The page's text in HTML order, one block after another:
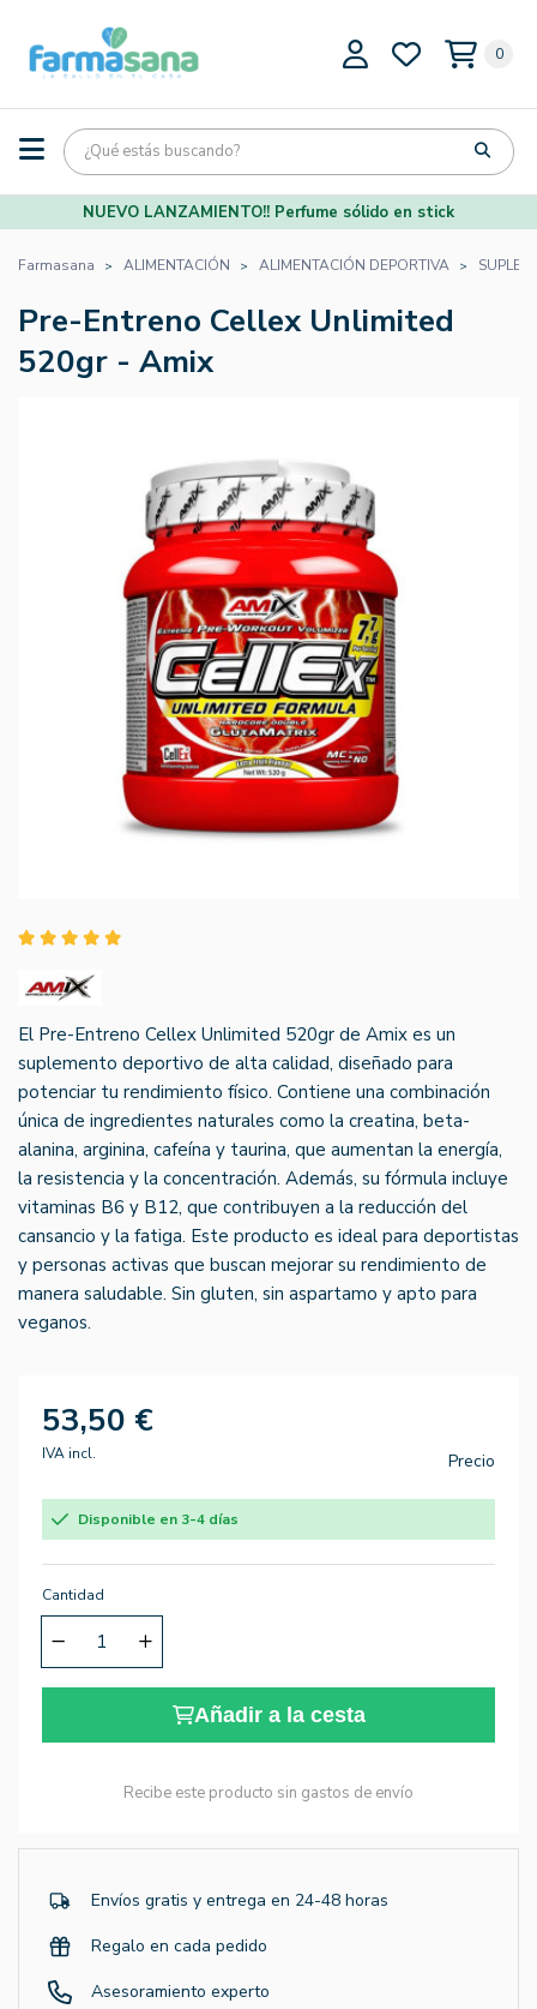
0
NUEVO LANZAMIENTO!! Perfume sólido en stick
Farmasana ALIMENTACIÓN ALIMENTACIÓN DEPORTIVA
Pre-Entreno Cellex Unlimited
520gr - Amix
El Pre-Entreno Cellex Unlimited 520gr de Amix es un
suplemento deportivo de alta calidad, diseñado para
potenciar tu rendimiento físico. Contiene una combinación
única de ingredientes naturales como la creatina, beta-
alanina, arginina, cafeína y taurina, que aumentan la energía,
la resistencia y la concentración. Además, su fórmula incluye
vitaminas B6 y B12, que contribuyen a la reducción del
cansancio y la fatiga. Este producto es ideal para deportistas
y personas activas que buscan mejorar su rendimiento de
manera saludable. Sin gluten, sin aspartamo y apto para
veganos.
53,50 €
IVA incl. Precio
Disponible en 3-4 días
Cantidad
Añadir a la cesta
Recibe este producto sin gastos de envío
Envíos gratis y entrega en 24-48 horas
Regalo en cada pedido
Asesoramiento experto